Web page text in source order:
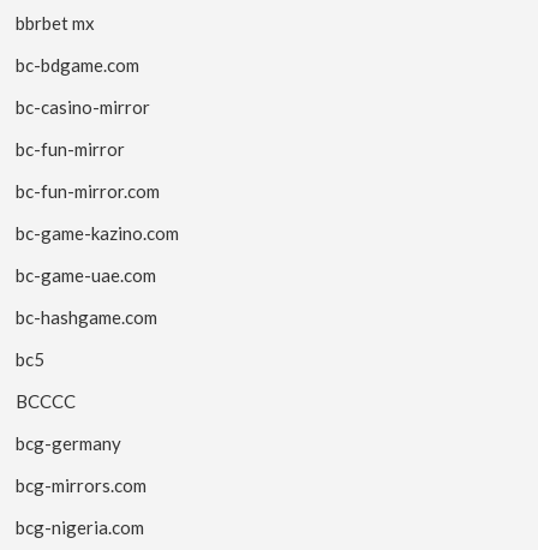
bbrbet mx
bc-bdgame.com
bc-casino-mirror
bc-fun-mirror
bc-fun-mirror.com
bc-game-kazino.com
bc-game-uae.com
bc-hashgame.com
bc5
BCCCC
bcg-germany
bcg-mirrors.com
bcg-nigeria.com